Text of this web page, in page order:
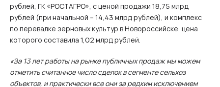
рублей, ГК «РОСТАГРО», с ценой продажи 18,75 млрд
рублей (при начальной – 14,43 млрд рублей), и комплекс
по перевалке зерновых культур в Новороссийске, цена
которого составила 1,02 млрд рублей.
«За 13 лет работы на рынке публичных продаж мы можем
отметить считанное число сделок в сегменте сельхоз
объектов, и практически все они за редким исключением